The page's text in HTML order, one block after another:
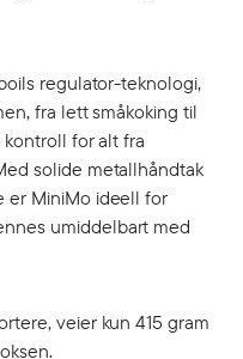
regulator-teknologi,
fra lett småkoking til
for alt fra
solide metallhåndtak
er MiniMo ideell for
umiddelbart med
veier kun 415 gram